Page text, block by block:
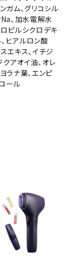
ガム、グリコシル
Na、加水電解水
ロピルシクロデキ
ヒアルロン酸
エキス、イチジ
アオイ油、オレ
ラナ葉、エンピ
ール